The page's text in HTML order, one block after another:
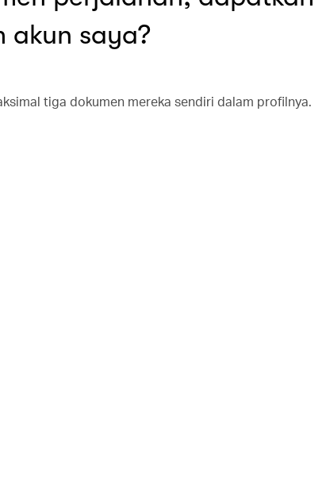
akun saya?
tiga dokumen mereka sendiri dalam profilnya.